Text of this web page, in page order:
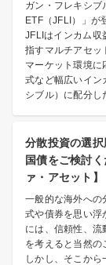
ガン・フレキシブ
ETF（JFLI）」が
JFLIはインカム収
指すマルチアセッ
マーケット環境に
式など幅広いイン
シブル）に配分し
分散投資の選
国債をご検討
ァ・アセット】
一般的な海外への
式や債券を思い浮
には、信頼性、流
を考えると当然の
しかし、そこか